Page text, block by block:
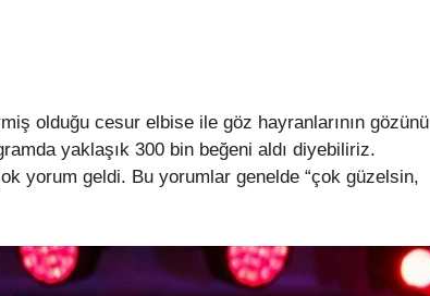
olduğu cesur elbise ile göz hayranlarının gözünü
yaklaşık 300 bin beğeni aldı diyebiliriz.
yorum geldi. Bu yorumlar genelde “çok güzelsin,